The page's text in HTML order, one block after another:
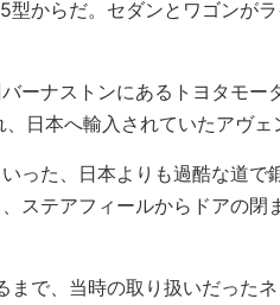
からだ。セダンとワゴンが
ーナストンにあるトヨタモー
日本へ輸入されていたアヴェ
った、日本よりも過酷な道で
ステアフィールからドアの閉
で、当時の取り扱いだった